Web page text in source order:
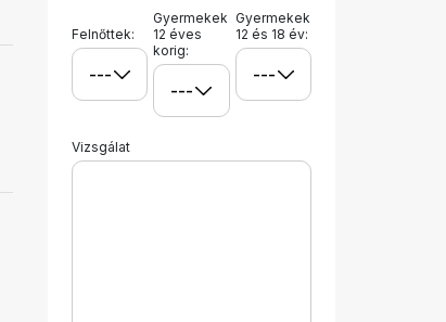
Felnőttek:
Gyermekek
12 éves
korig:
Gyermekek
12 és 18 év:
Vizsgálat